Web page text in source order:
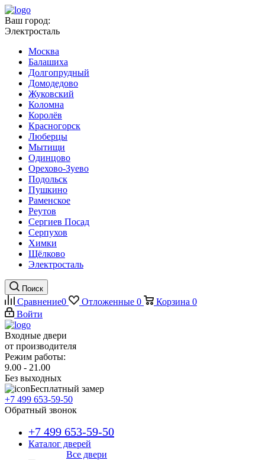
Ваш город:
Электросталь
Москва
Балашиха
Долгопрудный
Домодедово
Жуковский
Коломна
Королёв
Красногорск
Люберцы
Мытищи
Одинцово
Орехово-Зуево
Подольск
Пушкино
Раменское
Реутов
Сергиев Посад
Серпухов
Химки
Щёлково
Электросталь
Поиск
Сравнение0 Отложенные 0 Корзина 0
Войти
Входные двери
от производителя
Режим работы:
9.00 - 21.00
Без выходных
Бесплатный замер
+7 499 653-59-50
Обратный звонок
+7 499 653-59-50
Каталог дверей
Все двери